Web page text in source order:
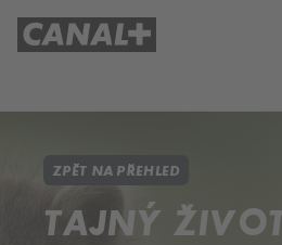
ZPĚT NA PŘEHLED
TAJNÝ